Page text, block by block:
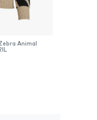
Animal